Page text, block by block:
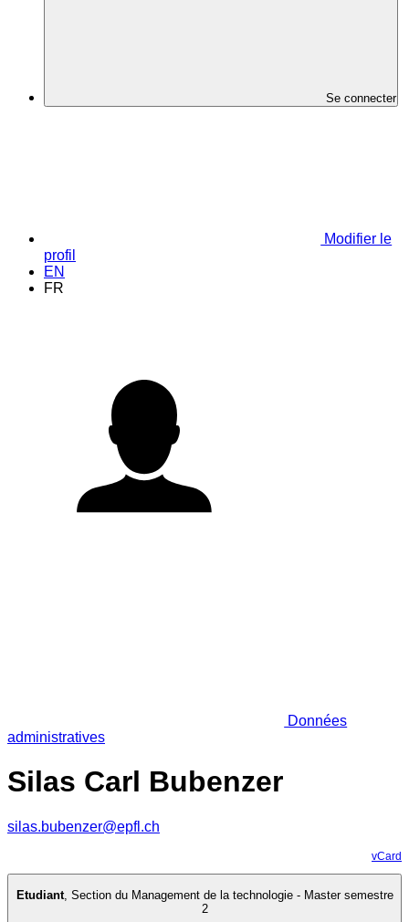
Se connecter
Modifier le
profil
EN
FR
Données
administratives
Silas Carl Bubenzer
silas.bubenzer@epfl.ch
vCard
Etudiant, Section du Management de la technologie - Master semestre
2